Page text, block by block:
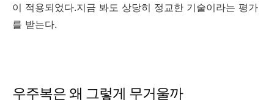
이 적용되었다.지금 봐도 상당히 정교한 기술이라는 평가
를 받는다.
우주복은 왜 그렇게 무거울까